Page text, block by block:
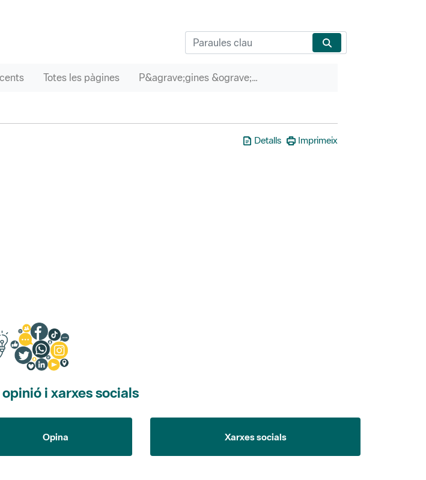
Totes les pàgines P&agrave;gines &ograve;rfenes
Detalls Imprimeix
de les valoracions és de 0 estrelles de 5.
i xarxes socials
Opina Xarxes socials